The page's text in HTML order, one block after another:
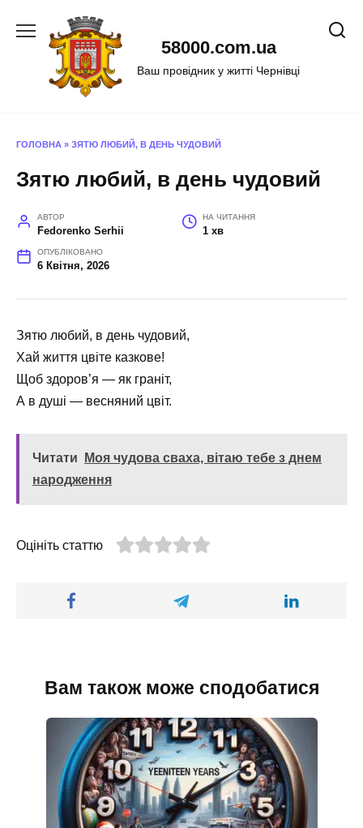
58000.com.ua
Ваш провідник у житті Чернівці
ГОЛОВНА » ЗЯТЮ ЛЮБИЙ, В ДЕНЬ ЧУДОВИЙ
Зятю любий, в день чудовий
АВТОР
Fedorenko Serhii
НА ЧИТАННЯ
1 хв
ОПУБЛІКОВАНО
6 Квітня, 2026
Зятю любий, в день чудовий,
Хай життя цвіте казкове!
Щоб здоров’я — як граніт,
А в душі — весняний цвіт.
Читати
Моя чудова сваха, вітаю тебе з днем
народження
Оцініть статтю
Вам також може сподобатися